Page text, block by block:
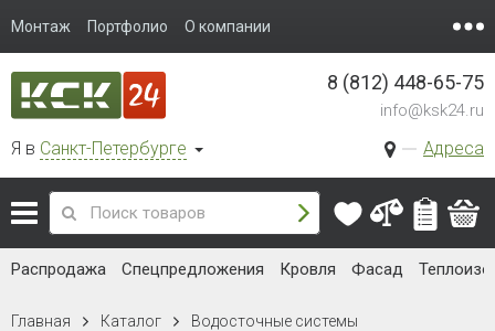
Монтаж Портфолио О компании
Я в Санкт-Петербурге Адреса
8 (812) 448-65-75
info@ksk24.ru
Распродажа Спецпредложения Кровля Фасад
Главная Каталог Водосточные системы